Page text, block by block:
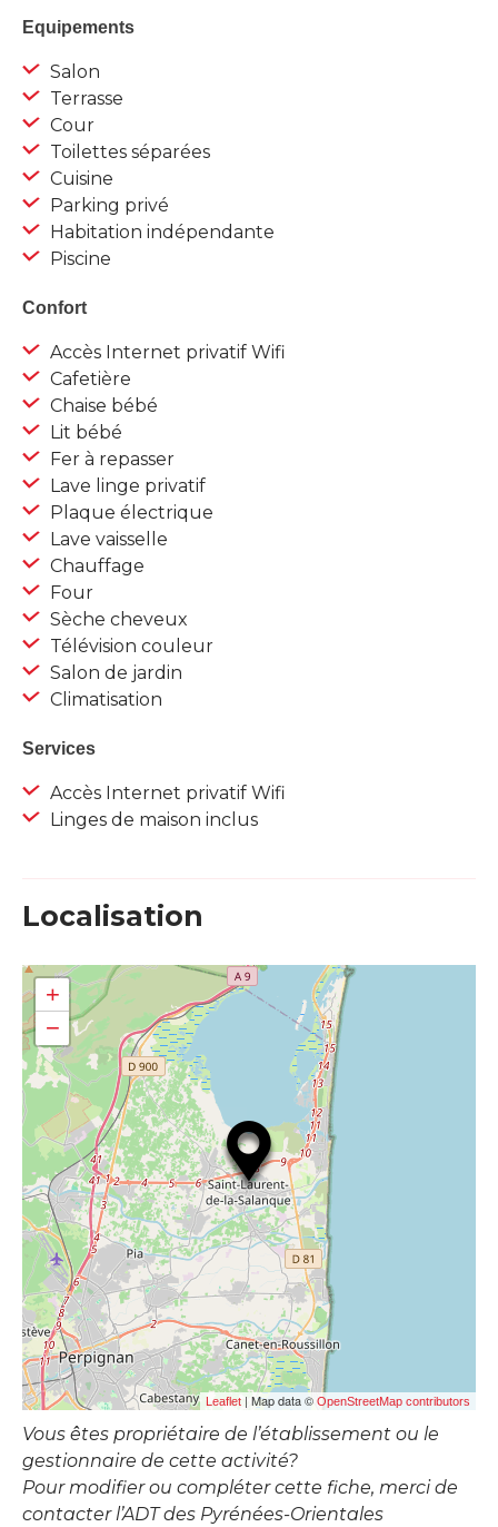
Equipements
Salon
Terrasse
Cour
Toilettes séparées
Cuisine
Parking privé
Habitation indépendante
Piscine
Confort
Accès Internet privatif Wifi
Cafetière
Chaise bébé
Lit bébé
Fer à repasser
Lave linge privatif
Plaque électrique
Lave vaisselle
Chauffage
Four
Sèche cheveux
Télévision couleur
Salon de jardin
Climatisation
Services
Accès Internet privatif Wifi
Linges de maison inclus
Localisation
+
−
Leaflet | Map data © OpenStreetMap contributors
Vous êtes propriétaire de l’établissement ou le
gestionnaire de cette activité?
Pour modifier ou compléter cette fiche, merci de
contacter l’ADT des Pyrénées-Orientales